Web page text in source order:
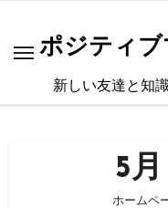
ポジティ
新しい友達と知
5
ホームペ